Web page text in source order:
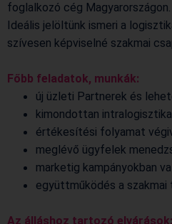
foglalkozó cég Magyarországon.
Ideális jelöltünk ismeri a
szívesen képviselné szakmai
Főbb feladatok, munkák:
új üzleti Partnerek és
kimondottan
értékesítési folyamat
meglévő ügyfelek
marketig kampányokban
együttműködés a
Az álláshoz tartozó elvárások: